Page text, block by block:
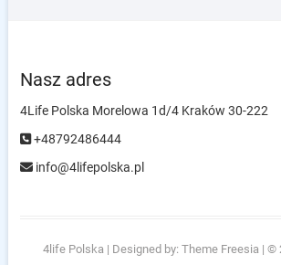
Nasz adres
4Life Polska Morelowa 1d/4 Kraków 30-222
+48792486444
info@4lifepolska.pl
4life Polska | Designed by:Theme Freesia | ©